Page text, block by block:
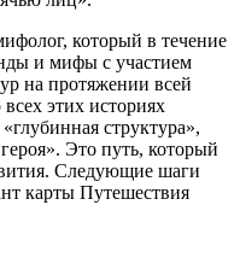
который в течение
и мифы с участием
на протяжении всей
этих историях
структура»,
Это путь, который
Следующие шаги
карты Путешествия